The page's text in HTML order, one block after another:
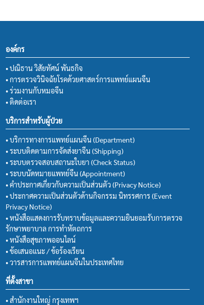
องค์กร
• ปณิธาน วิสัยทัศน์ พันธกิจ
• การตรวจวินิจฉัยโรคด้วยศาสตร์การแพทย์แผนจีน
• ร่วมงานกับหมอจีน
• ติดต่อเรา
บริการสำหรับผู้ป่วย
• บริการทางการแพทย์แผนจีน (Department)
• ระบบติดตามการจัดส่งยาจีน (Shipping)
• ระบบตรวจสอบสถานะใบยา (Check Status)
• ระบบนัดหมายแพทย์จีน (Appointment)
• คำประกาศเกี่ยวกับความเป็นส่วนตัว (Privacy Notice)
• ประกาศความเป็นส่วนตัวด้านกิจกรรม นิทรรศการ (Event
Privacy Notice)
• หนังสือแสดงการรับทราบข้อมูลและความยินยอมรับการตรวจ
รักษาพยาบาล การทำหัตถการ
• หนังสือสุขภาพออนไลน์
• ข้อเสนอแนะ / ข้อร้องเรียน
• วารสารการแพทย์แผนจีนในประเทศไทย
ที่ตั้งสาขา
• สำนักงานใหญ่ กรุงเทพฯ